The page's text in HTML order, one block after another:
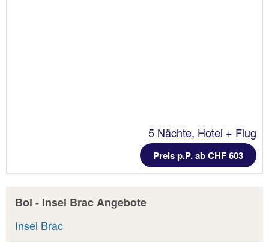
5 Nächte, Hotel + Flug
Preis p.P. ab CHF 603
Bol - Insel Brac Angebote
Insel Brac